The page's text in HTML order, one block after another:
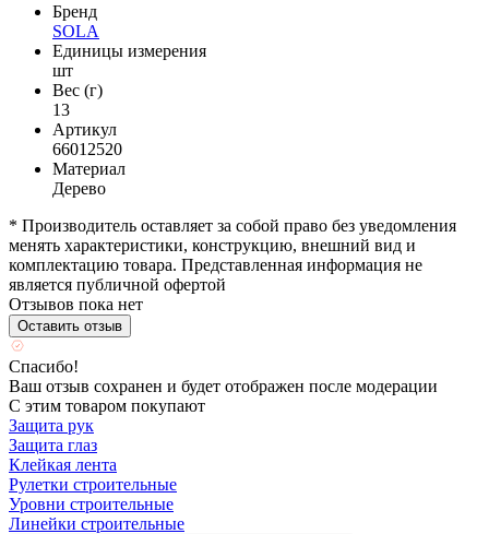
Бренд
SOLA
Единицы измерения
шт
Вес (г)
13
Артикул
66012520
Материал
Дерево
* Производитель оставляет за собой право без уведомления
менять характеристики, конструкцию, внешний вид и
комплектацию товара. Представленная информация не
является публичной офертой
Отзывов пока нет
Оставить отзыв
Спасибо!
Ваш отзыв сохранен и будет отображен после модерации
С этим товаром покупают
Защита рук
Защита глаз
Клейкая лента
Рулетки строительные
Уровни строительные
Линейки строительные